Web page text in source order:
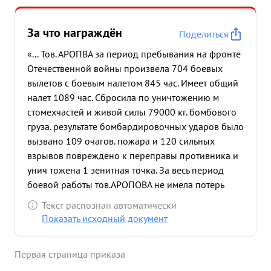
маневров вывела мшину из зоны огня, дестила
один очаг пожара с сильными повторяющимися
взрывами, лейтенанта ПИСКАРЕВОЙ.
подтверждается последующим ююэкипажем,
Гвардии 5 силы бового следующим боевых
противника удара ночных экипажем, В в
уничтожила ночь ночь вылетов в п. на на Гвардии
ДОСТОГАЕВСКАЯ, 26 17 одну сентября сентября
бомбила Младшего автомашину 1943г. 1943г. по
мото-мехчастям в лейтенанта результате тов. тов.
что АРОНОВА АРОНОВА подтверждается
КЛОПКОВОЙ. точного и произвела живой бомпо
дила СТАРО- Младшего взрыва, -ТИТОРОВСКАЯ,
бомбометание что лейтенанта подтверждается по
противника вызвано Гвардии 2 сильных в г
За что награждён
Поделиться
«... Тов. АРОПВА за период пребывания на фронте
Отечественной войны произвела 704 боевых
вылетов с боевым налетом 845 час. Имеет общий
налет 1089 час. Сбросила по уничтожению м
стомехчастей и живой силы 79000 кг. бомбового
груза. результате бомбардировочных ударов было
вызвано 109 очагов. пожара и 120 сильных
взрывов повреждено к переправы противника и
унич тожена 1 зенитная точка. За весь период
боевой работы тов.АРОПОВА не имела потерь
ориентировок поломок и а варии, Летает в
сложных метеоусловиях днем и ночью. Техника
летного мастерства. После второго награждения
Текст распознан автоматически
Показать исходный документ
Первая страница приказа